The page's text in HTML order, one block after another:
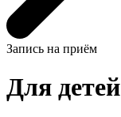
Запись на приём
Для детей